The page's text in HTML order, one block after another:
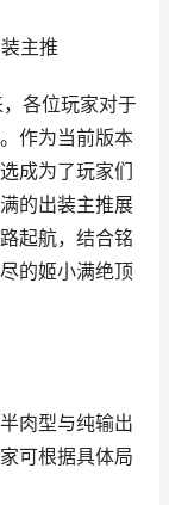
主推
各位玩家对于
作为当前版本
成为了玩家们
的出装主推展
起航，结合铭
的姬小满绝顶
肉型与纯输出
可根据具体局